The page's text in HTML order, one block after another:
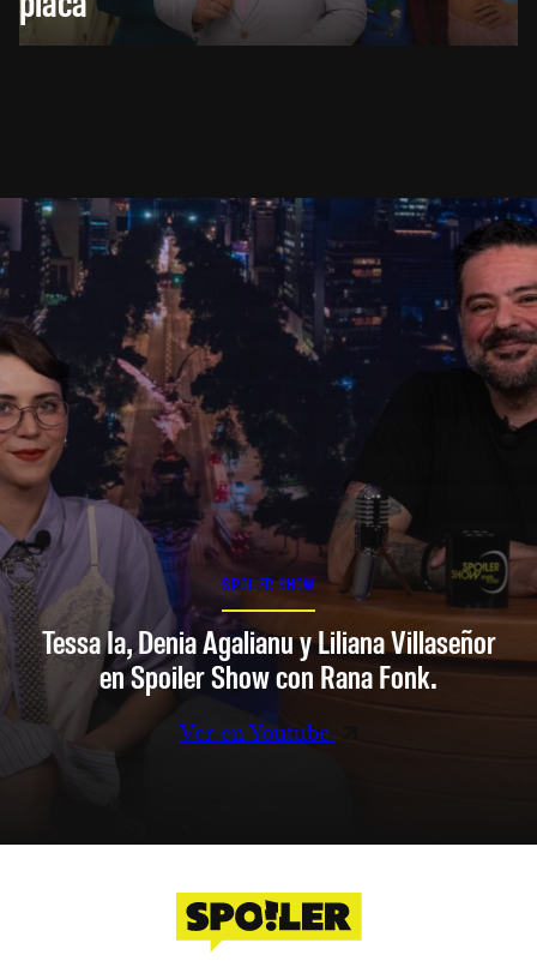
SPOILER SHOW
Tessa Ia, Denia Agalianu y Liliana Villaseñor
en Spoiler Show con Rana Fonk.
Ver en Youtube